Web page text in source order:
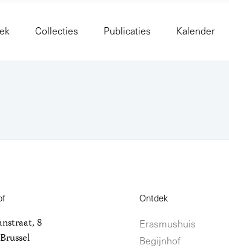
Collecties Publicaties Kalender
8
Ontdek
Erasmushuis
Begijnhof